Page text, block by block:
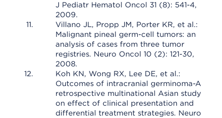
J Pediatr Hematol Oncol 31 (8): 541-4,
2009.
Villano JL, Propp JM, Porter KR, et al.:
Malignant pineal germ-cell tumors: an
analysis of cases from three tumor
registries. Neuro Oncol 10 (2): 121-30,
2008.
Koh KN, Wong RX, Lee DE, et al.:
Outcomes of intracranial germinoma-A
retrospective multinational Asian study
on effect of clinical presentation and
differential treatment strategies. Neuro